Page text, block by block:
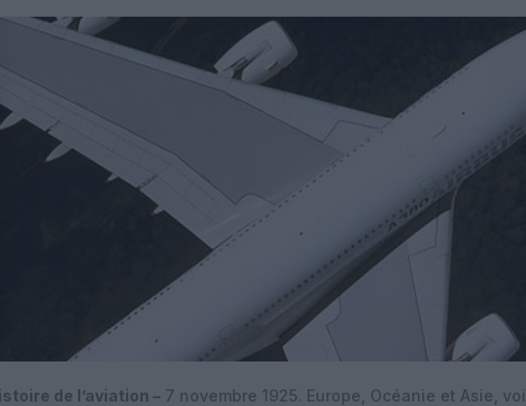
de l’aviation – 7 novembre 1925. Europe, Océanie et Asie,